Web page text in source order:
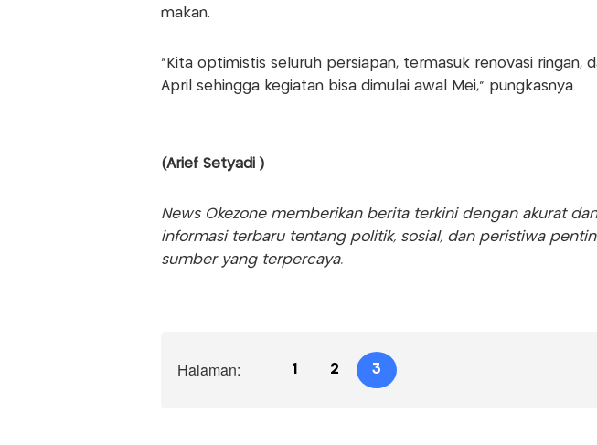
makan.
“Kita optimistis seluruh persiapan, termasuk renovasi ringan,
April sehingga kegiatan bisa dimulai awal Mei,” pungkasnya.
(Arief Setyadi )
News Okezone memberikan berita terkini dengan akurat
informasi terbaru tentang politik, sosial, dan peristiwa
sumber yang terpercaya.
Halaman: 1 2 3